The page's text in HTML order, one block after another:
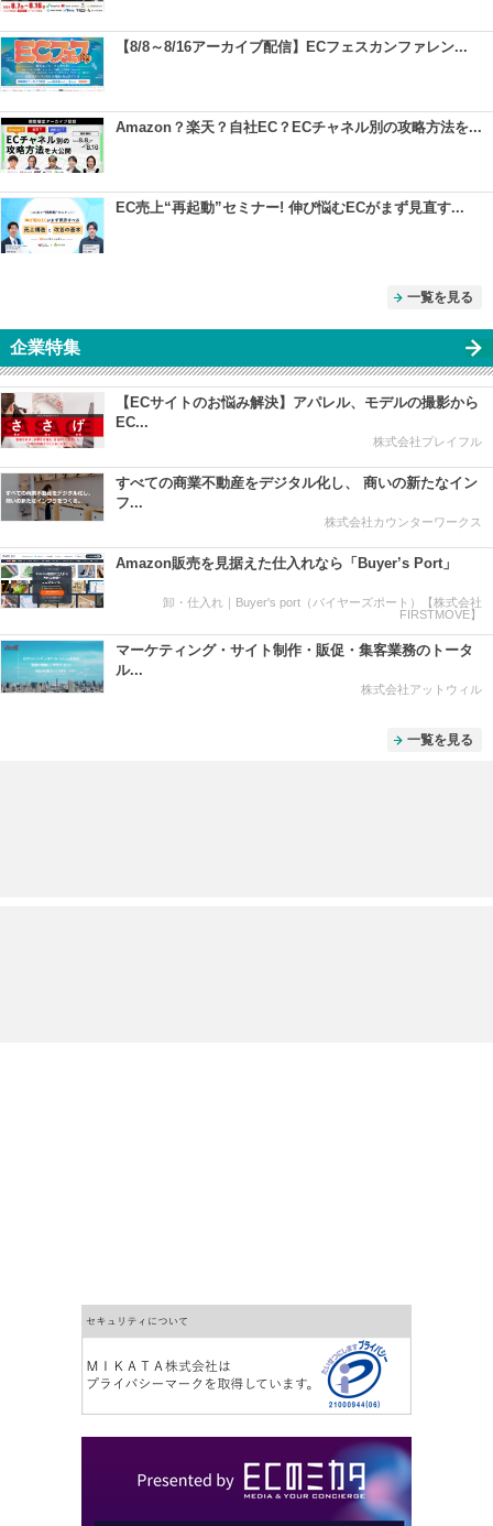
【8/8～8/16アーカイブ配信】ECフェスカンファレン...
Amazon？楽天？自社EC？ECチャネル別の攻略方法を...
EC売上“再起動”セミナー! 伸び悩むECがまず見直す...
一覧を見る
企業特集
【ECサイトのお悩み解決】アパレル、モデルの撮影から
EC...
株式会社プレイフル
すべての商業不動産をデジタル化し、 商いの新たなイン
フ...
株式会社カウンターワークス
Amazon販売を見据えた仕入れなら「Buyer’s Port」
卸・仕入れ｜Buyer's port（バイヤーズポート）【株式会社
FIRSTMOVE】
マーケティング・サイト制作・販促・集客業務のトータ
ル...
株式会社アットウィル
一覧を見る